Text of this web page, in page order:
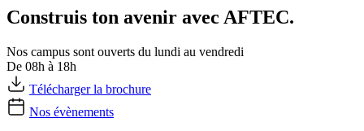
Construis ton avenir avec AFTEC.
Nos campus sont ouverts du lundi au vendredi
De 08h à 18h
Télécharger la brochure
Nos évènements